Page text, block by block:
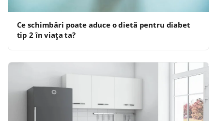
Ce schimbări poate aduce o dietă pentru diabet
tip 2 în viața ta?